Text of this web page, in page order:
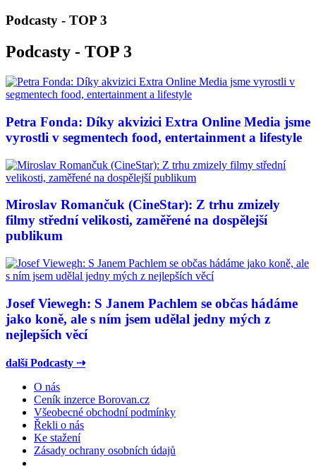
Podcasty - TOP 3
Podcasty - TOP 3
Petra Fonda: Díky akvizici Extra Online Media jsme
vyrostli v segmentech food, entertainment a lifestyle
Miroslav Romančuk (CineStar): Z trhu zmizely
filmy střední velikosti, zaměřené na dospělejší
publikum
Josef Viewegh: S Janem Pachlem se občas hádáme
jako koně, ale s ním jsem udělal jedny mých z
nejlepších věcí
další Podcasty ⇢
O nás
Ceník inzerce Borovan.cz
Všeobecné obchodní podmínky
Řekli o nás
Ke stažení
Zásady ochrany osobních údajů